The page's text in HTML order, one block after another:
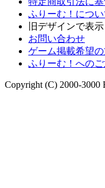
ふりーむ！につい
旧デザインで表示
お問い合わせ
ゲーム掲載希望
ふりーむ！への
Copyright (C) 2000-3000